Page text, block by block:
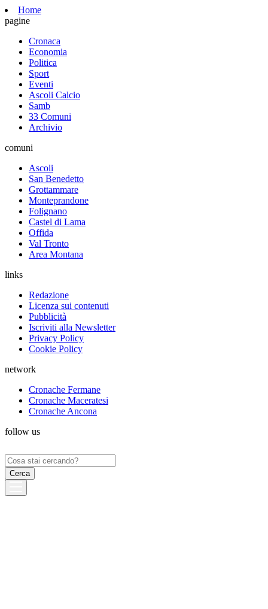
Home
pagine
Cronaca
Economia
Politica
Sport
Eventi
Ascoli Calcio
Samb
33 Comuni
Archivio
comuni
Ascoli
San Benedetto
Grottammare
Monteprandone
Folignano
Castel di Lama
Offida
Val Tronto
Area Montana
links
Redazione
Licenza sui contenuti
Pubblicità
Iscriviti alla Newsletter
Privacy Policy
Cookie Policy
network
Cronache Fermane
Cronache Maceratesi
Cronache Ancona
follow us
Ricerca
per: